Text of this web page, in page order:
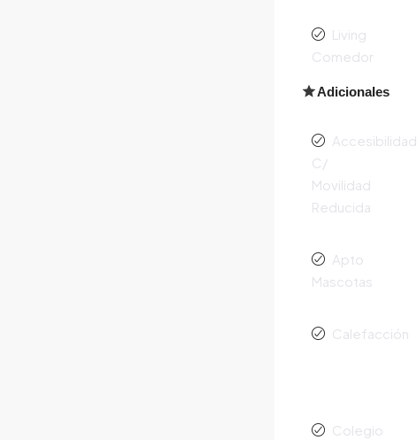
Living
Comedor
Adicionales
Accesibilidad
C/
Movilidad
Reducida
Apto
Mascotas
Calefacción
Colegio